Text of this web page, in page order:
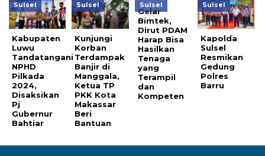
Sulsel
Kabupaten
Luwu
Tandatangani
NPHD
Pilkada
2024,
Disaksikan
Pj
Gubernur
Bahtiar
Sulsel
Kunjungi
Korban
Terdampak
Banjir di
Manggala,
Ketua TP
PKK Kota
Makassar
Beri
Bantuan
Sulsel
Gelar
Bimtek,
Dirut PDAM
Harap Bisa
Hasilkan
Tenaga
yang
Terampil
dan
Kompeten
Sulsel
Kapolda
Sulsel
Resmikan
Gedung
Polres
Barru